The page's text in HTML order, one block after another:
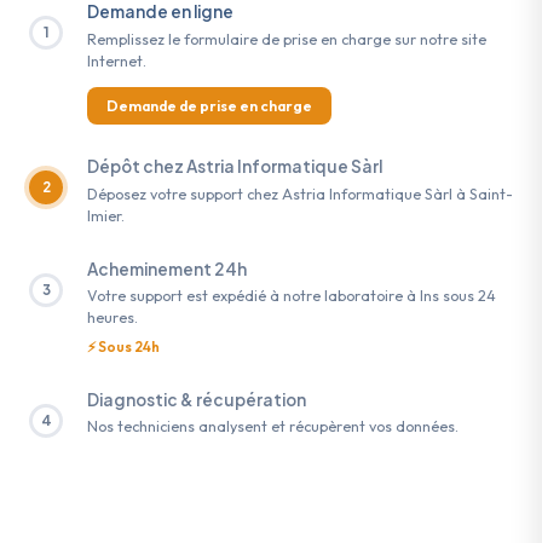
1
Demande en ligne
Remplissez le formulaire de prise en charge sur notre site
Internet.
Demande de prise en charge
2
Dépôt chez Astria Informatique Sàrl
Déposez votre support chez Astria Informatique Sàrl à Saint-
Imier.
3
Acheminement 24h
Votre support est expédié à notre laboratoire à Ins sous 24
heures.
⚡ Sous 24h
4
Diagnostic & récupération
Nos techniciens analysent et récupèrent vos données.